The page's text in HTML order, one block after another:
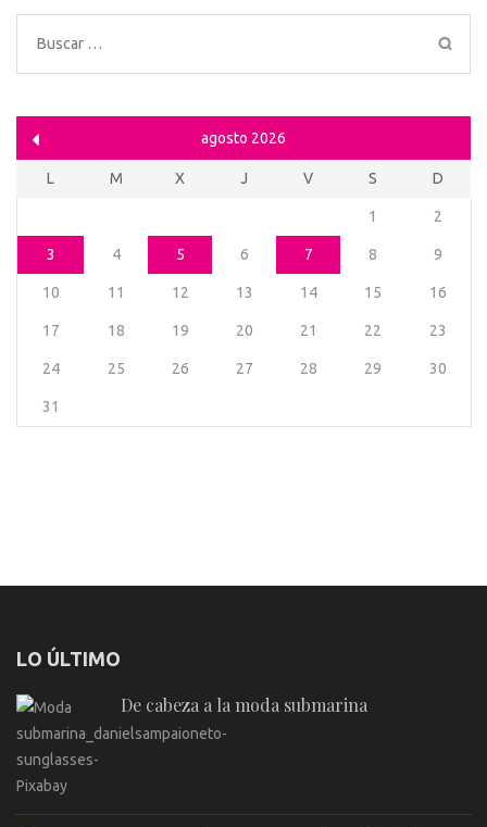
Buscar:
agosto 2026
L M X J V S D
1 2
3 4 5 6 7 8 9
10 11 12 13 14 15 16
17 18 19 20 21 22 23
24 25 26 27 28 29 30
31
LO ÚLTIMO
De cabeza a la moda submarina